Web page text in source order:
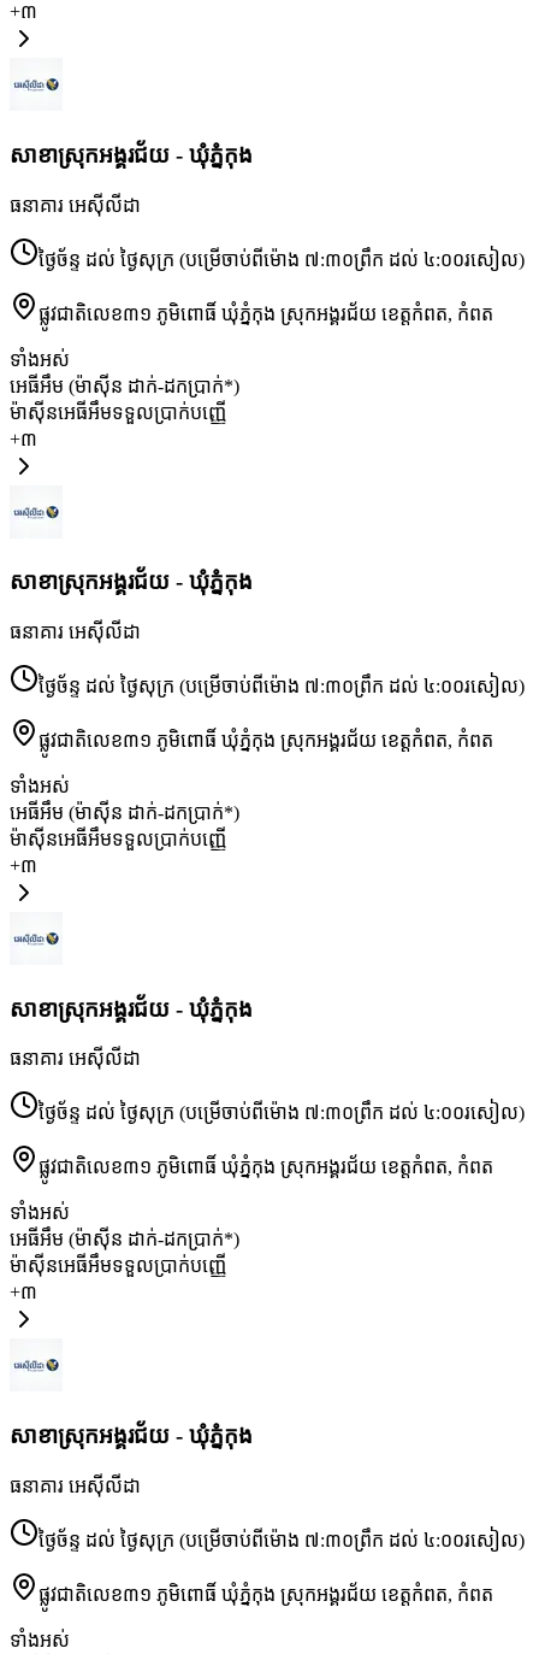
+៣
សាខា​ស្រុកអង្គរជ័យ - ឃុំភ្នំកុង
ធនាគារ អេស៊ីលីដា
ថ្ងៃច័ន្ទ ដល់ ថ្ងៃសុក្រ (បម្រើចាប់ពីម៉ោង ៧:៣០ព្រឹក ដល់ ៤:០០រសៀល)
ផ្លូវជាតិលេខ៣១ ភូមិពោធិ៍ ឃុំភ្នំកុង ស្រុកអង្គរជ័យ ខេត្តកំពត, កំពត
ទាំងអស់
អេធីអឹម (ម៉ាស៊ីន ដាក់-ដកប្រាក់*)
ម៉ាស៊ីនអេធីអឹមទទួលប្រាក់បញ្ញើ
+៣
សាខា​ស្រុកអង្គរជ័យ - ឃុំភ្នំកុង
ធនាគារ អេស៊ីលីដា
ថ្ងៃច័ន្ទ ដល់ ថ្ងៃសុក្រ (បម្រើចាប់ពីម៉ោង ៧:៣០ព្រឹក ដល់ ៤:០០រសៀល)
ផ្លូវជាតិលេខ៣១ ភូមិពោធិ៍ ឃុំភ្នំកុង ស្រុកអង្គរជ័យ ខេត្តកំពត, កំពត
ទាំងអស់
អេធីអឹម (ម៉ាស៊ីន ដាក់-ដកប្រាក់*)
ម៉ាស៊ីនអេធីអឹមទទួលប្រាក់បញ្ញើ
+៣
សាខា​ស្រុកអង្គរជ័យ - ឃុំភ្នំកុង
ធនាគារ អេស៊ីលីដា
ថ្ងៃច័ន្ទ ដល់ ថ្ងៃសុក្រ (បម្រើចាប់ពីម៉ោង ៧:៣០ព្រឹក ដល់ ៤:០០រសៀល)
ផ្លូវជាតិលេខ៣១ ភូមិពោធិ៍ ឃុំភ្នំកុង ស្រុកអង្គរជ័យ ខេត្តកំពត, កំពត
ទាំងអស់
អេធីអឹម (ម៉ាស៊ីន ដាក់-ដកប្រាក់*)
ម៉ាស៊ីនអេធីអឹមទទួលប្រាក់បញ្ញើ
+៣
សាខា​ស្រុកអង្គរជ័យ - ឃុំភ្នំកុង
ធនាគារ អេស៊ីលីដា
ថ្ងៃច័ន្ទ ដល់ ថ្ងៃសុក្រ (បម្រើចាប់ពីម៉ោង ៧:៣០ព្រឹក ដល់ ៤:០០រសៀល)
ផ្លូវជាតិលេខ៣១ ភូមិពោធិ៍ ឃុំភ្នំកុង ស្រុកអង្គរជ័យ ខេត្តកំពត, កំពត
ទាំងអស់